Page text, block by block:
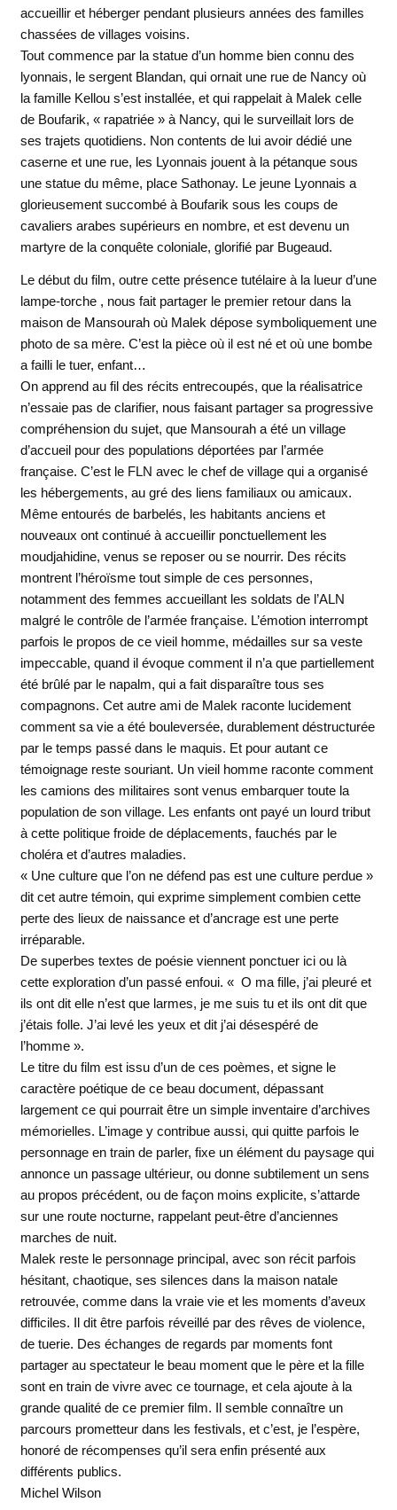
accueillir et héberger pendant plusieurs années des familles
chassées de villages voisins.
Tout commence par la statue d’un homme bien connu des
lyonnais, le sergent Blandan, qui ornait une rue de Nancy où
la famille Kellou s’est installée, et qui rappelait à Malek celle
de Boufarik, « rapatriée » à Nancy, qui le surveillait lors de
ses trajets quotidiens. Non contents de lui avoir dédié une
caserne et une rue, les Lyonnais jouent à la pétanque sous
une statue du même, place Sathonay. Le jeune Lyonnais a
glorieusement succombé à Boufarik sous les coups de
cavaliers arabes supérieurs en nombre, et est devenu un
martyre de la conquête coloniale, glorifié par Bugeaud.
Le début du film, outre cette présence tutélaire à la lueur d’une
lampe-torche , nous fait partager le premier retour dans la
maison de Mansourah où Malek dépose symboliquement une
photo de sa mère. C’est la pièce où il est né et où une bombe
a failli le tuer, enfant…
On apprend au fil des récits entrecoupés, que la réalisatrice
n’essaie pas de clarifier, nous faisant partager sa progressive
compréhension du sujet, que Mansourah a été un village
d’accueil pour des populations déportées par l’armée
française. C’est le FLN avec le chef de village qui a organisé
les hébergements, au gré des liens familiaux ou amicaux.
Même entourés de barbelés, les habitants anciens et
nouveaux ont continué à accueillir ponctuellement les
moudjahidine, venus se reposer ou se nourrir. Des récits
montrent l’héroïsme tout simple de ces personnes,
notamment des femmes accueillant les soldats de l’ALN
malgré le contrôle de l’armée française. L’émotion interrompt
parfois le propos de ce vieil homme, médailles sur sa veste
impeccable, quand il évoque comment il n’a que partiellement
été brûlé par le napalm, qui a fait disparaître tous ses
compagnons. Cet autre ami de Malek raconte lucidement
comment sa vie a été bouleversée, durablement déstructurée
par le temps passé dans le maquis. Et pour autant ce
témoignage reste souriant. Un vieil homme raconte comment
les camions des militaires sont venus embarquer toute la
population de son village. Les enfants ont payé un lourd tribut
à cette politique froide de déplacements, fauchés par le
choléra et d’autres maladies.
« Une culture que l’on ne défend pas est une culture perdue »
dit cet autre témoin, qui exprime simplement combien cette
perte des lieux de naissance et d’ancrage est une perte
irréparable.
De superbes textes de poésie viennent ponctuer ici ou là
cette exploration d’un passé enfoui. « O ma fille, j’ai pleuré et
ils ont dit elle n’est que larmes, je me suis tu et ils ont dit que
j’étais folle. J’ai levé les yeux et dit j’ai désespéré de
l’homme ».
Le titre du film est issu d’un de ces poèmes, et signe le
caractère poétique de ce beau document, dépassant
largement ce qui pourrait être un simple inventaire d’archives
mémorielles. L’image y contribue aussi, qui quitte parfois le
personnage en train de parler, fixe un élément du paysage qui
annonce un passage ultérieur, ou donne subtilement un sens
au propos précédent, ou de façon moins explicite, s’attarde
sur une route nocturne, rappelant peut-être d’anciennes
marches de nuit.
Malek reste le personnage principal, avec son récit parfois
hésitant, chaotique, ses silences dans la maison natale
retrouvée, comme dans la vraie vie et les moments d’aveux
difficiles. Il dit être parfois réveillé par des rêves de violence,
de tuerie. Des échanges de regards par moments font
partager au spectateur le beau moment que le père et la fille
sont en train de vivre avec ce tournage, et cela ajoute à la
grande qualité de ce premier film. Il semble connaître un
parcours prometteur dans les festivals, et c’est, je l’espère,
honoré de récompenses qu’il sera enfin présenté aux
différents publics.
Michel Wilson